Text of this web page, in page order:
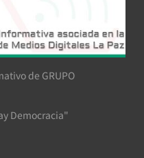
de GRUPO
Democracia"